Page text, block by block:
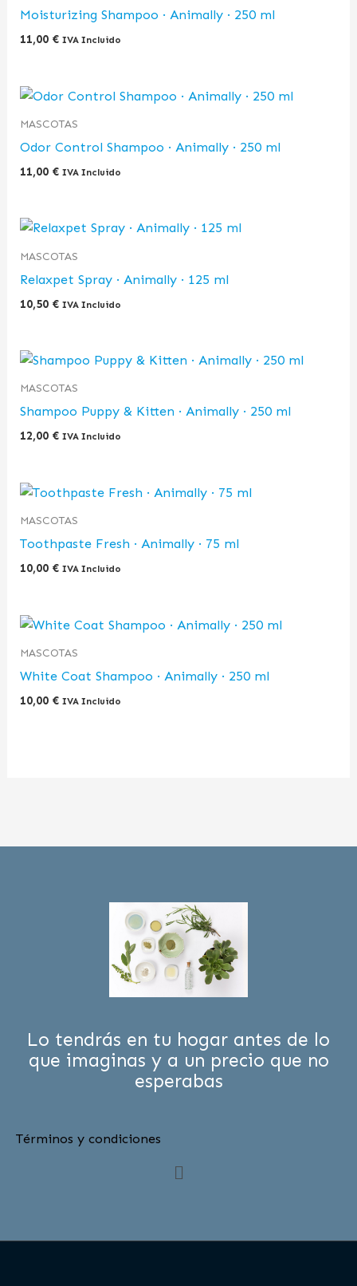
Moisturizing Shampoo · Animally · 250 ml
11,00 € IVA Incluido
MASCOTAS
Odor Control Shampoo · Animally · 250 ml
11,00 € IVA Incluido
MASCOTAS
Relaxpet Spray · Animally · 125 ml
10,50 € IVA Incluido
MASCOTAS
Shampoo Puppy & Kitten · Animally · 250 ml
12,00 € IVA Incluido
MASCOTAS
Toothpaste Fresh · Animally · 75 ml
10,00 € IVA Incluido
MASCOTAS
White Coat Shampoo · Animally · 250 ml
10,00 € IVA Incluido
Lo tendrás en tu hogar antes de lo
que imaginas y a un precio que no
esperabas
Términos y condiciones
Menú